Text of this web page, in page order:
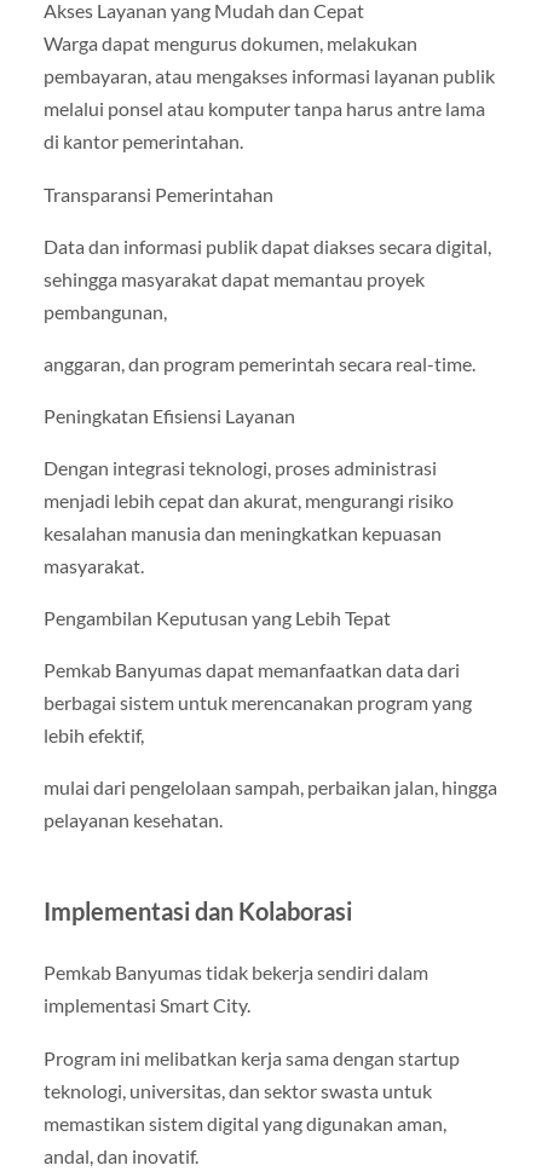
Akses Layanan yang Mudah dan Cepat
Warga dapat mengurus dokumen, melakukan
pembayaran, atau mengakses informasi layanan publik
melalui ponsel atau komputer tanpa harus antre lama
di kantor pemerintahan.
Transparansi Pemerintahan
Data dan informasi publik dapat diakses secara digital,
sehingga masyarakat dapat memantau proyek
pembangunan,
anggaran, dan program pemerintah secara real-time.
Peningkatan Efisiensi Layanan
Dengan integrasi teknologi, proses administrasi
menjadi lebih cepat dan akurat, mengurangi risiko
kesalahan manusia dan meningkatkan kepuasan
masyarakat.
Pengambilan Keputusan yang Lebih Tepat
Pemkab Banyumas dapat memanfaatkan data dari
berbagai sistem untuk merencanakan program yang
lebih efektif,
mulai dari pengelolaan sampah, perbaikan jalan, hingga
pelayanan kesehatan.
Implementasi dan Kolaborasi
Pemkab Banyumas tidak bekerja sendiri dalam
implementasi Smart City.
Program ini melibatkan kerja sama dengan startup
teknologi, universitas, dan sektor swasta untuk
memastikan sistem digital yang digunakan aman,
andal, dan inovatif.